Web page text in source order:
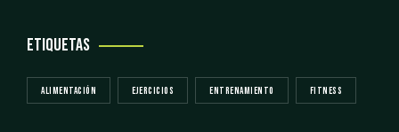
ETIQUETAS
ALIMENTACIÓN EJERCICIOS ENTRENAMIENTO FITNESS